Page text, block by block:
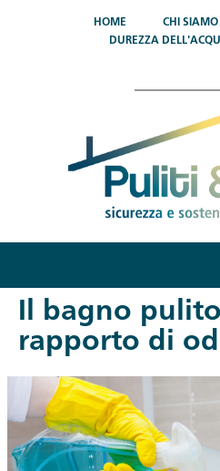
HOME CHI SIAMO
DUREZZA
Il bagno
rapporto di